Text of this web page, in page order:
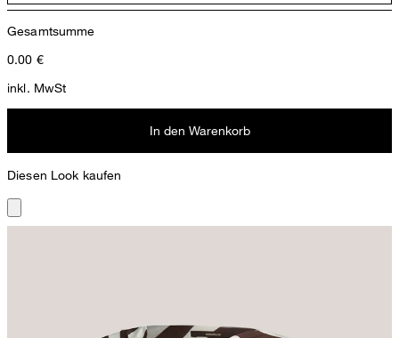
Gesamtsumme
0.00 €
inkl. MwSt
In den Warenkorb
Diesen Look kaufen